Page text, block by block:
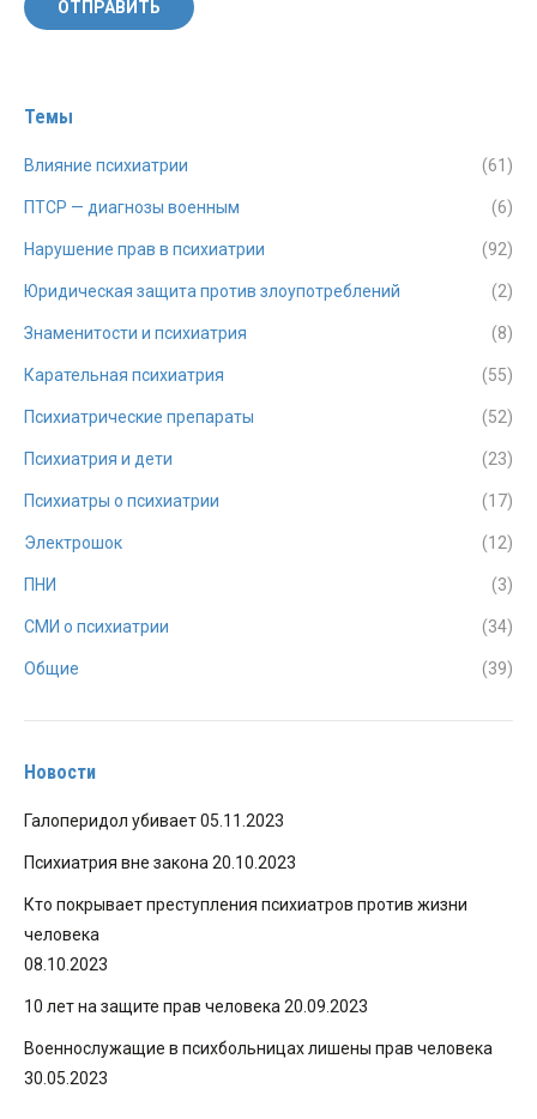
ОТПРАВИТЬ
Темы
Влияние психиатрии (61)
ПТСР — диагнозы военным (6)
Нарушение прав в психиатрии (92)
Юридическая защита против злоупотреблений (2)
Знаменитости и психиатрия (8)
Карательная психиатрия (55)
Психиатрические препараты (52)
Психиатрия и дети (23)
Психиатры о психиатрии (17)
Электрошок (12)
ПНИ (3)
СМИ о психиатрии (34)
Общие (39)
Новости
Галоперидол убивает05.11.2023
Психиатрия вне закона 20.10.2023
Кто покрывает преступления психиатров против жизни
человека
08.10.2023
10 лет на защите прав человека 20.09.2023
Военнослужащие в психбольницах лишены прав человека
30.05.2023